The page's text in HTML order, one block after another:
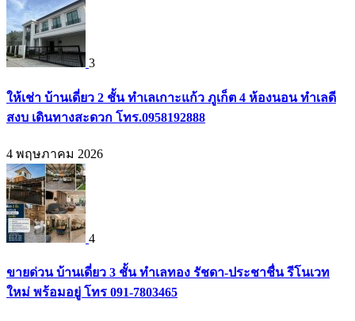
3
ให้เช่า บ้านเดี่ยว 2 ชั้น ทำเลเกาะแก้ว ภูเก็ต 4 ห้องนอน ทำเลดี
สงบ เดินทางสะดวก โทร.0958192888
4 พฤษภาคม 2026
4
ขายด่วน บ้านเดี่ยว 3 ชั้น ทำเลทอง รัชดา-ประชาชื่น รีโนเวท
ใหม่ พร้อมอยู่ โทร 091-7803465